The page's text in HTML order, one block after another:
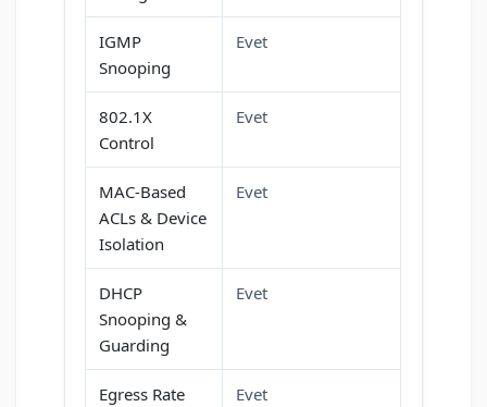
IGMP
Snooping
Evet
802.1X
Control
Evet
MAC-Based
ACLs & Device
Isolation
Evet
DHCP
Snooping &
Guarding
Evet
Egress Rate
Evet